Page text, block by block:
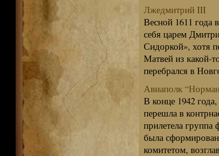
Лжедмитрий III
Весной 1611 года
себя царем
Сидоркой», хотя
Матвей из какой-
перебрался в
Авиаполк
В конце 1942
перешла в
прилетела группа
была
комитетом,